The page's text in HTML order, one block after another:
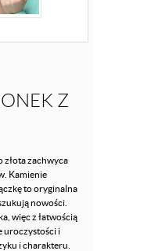
Z
złota zachwyca
Kamienie
to oryginalna
nowości.
więc z łatwością
uroczystości i
i charakteru.